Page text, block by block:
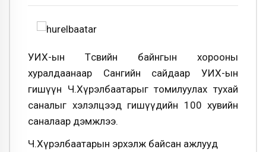
УИХ-ын Төсвийн байнгын хорооны
хуралдаанаар Сангийн сайдаар УИХ-ын
гишүүн Ч.Хүрэлбаатарыг томилуулах тухай
саналыг хэлэлцээд гишүүдийн 100 хувийн
саналаар дэмжлээ.
Ч.Хүрэлбаатарын эрхэлж байсан ажлууд